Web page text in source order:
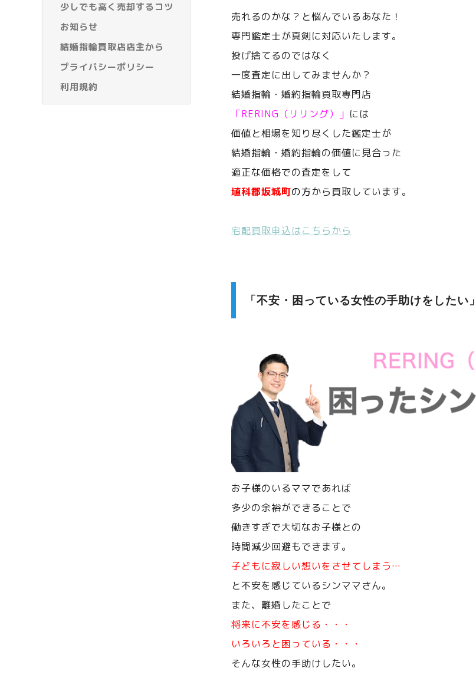
少しでも高く売却するコツ
お知らせ
結婚指輪買取店店主から
プライバシーポリシー
利用規約
売れるのかな？と悩んでいるあなた！
専門鑑定士が真剣に対応いたします。
投げ捨てるのではなく
一度査定に出してみませんか？
結婚指輪・婚約指輪買取専門店
「RERING（リリング）」 には
価値と相場を知り尽くした鑑定士が
結婚指輪・婚約指輪の価値に見合った
適正な価格での査定をして
埴科郡坂城町の方から買取しています。
宅配買取申込はこちらから
「不安・困っている女性の手助けをした
お子様のいるママであれば
多少の余裕ができることで
働きすぎで大切なお子様との
時間減少回避もできます。
子どもに寂しい想いをさせてしまう…
と不安を感じているシンママさん。
また、離婚したことで
将来に不安を感じる・・・
いろいろと困っている・・・
そんな女性の手助けしたい。